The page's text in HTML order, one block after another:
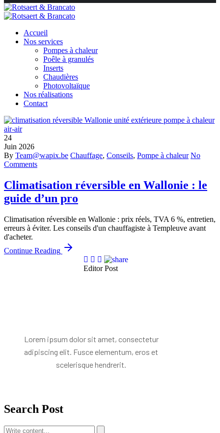
Accueil
Nos services
Pompes à chaleur
Poêle à granulés
Inserts
Chaudières
Photovoltaïque
Nos réalisations
Contact
24
Juin 2026
By Team@wapix.be Chauffage, Conseils, Pompe à chaleur No
Comments
Climatisation réversible en Wallonie : le
guide d’un pro
Climatisation réversible en Wallonie : prix réels, TVA 6 %, entretien,
erreurs à éviter. Les conseils d'un chauffagiste à Templeuve avant
d'acheter.
Continue Reading
Editor Post
Lorem ipsum dolor sit amet, consectetur
adipiscing elit. Fusce elementum, eros et
scelerisque hendrerit.
Search Post